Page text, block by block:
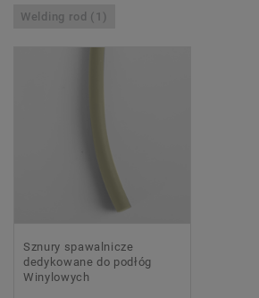
Welding rod (1)
Sznury spawalnicze
dedykowane do podłóg
Winylowych